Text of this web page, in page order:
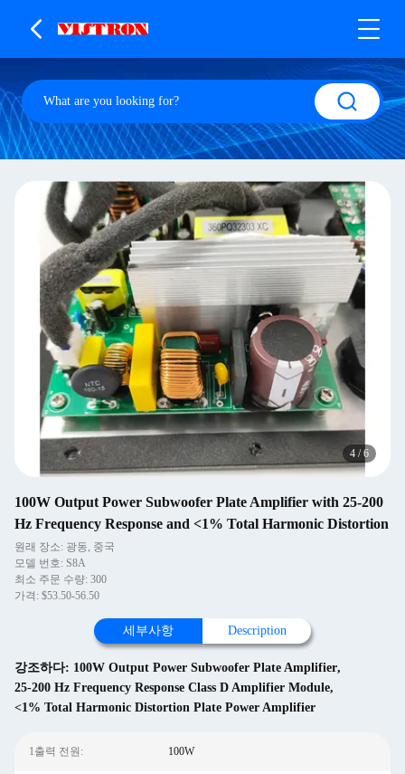
4 /6
100W Output Power Subwoofer Plate Amplifier with 25-200
Hz Frequency Response and <1% Total Harmonic Distortion
원래 장소: 광동, 중국
모델 번호: S8A
최소 주문 수량: 300
가격: $53.50-56.50
세부사항 Description
강조하다: 100W Output Power Subwoofer Plate Amplifier,
25-200 Hz Frequency Response Class D Amplifier Module,
<1% Total Harmonic Distortion Plate Power Amplifier
1출력 전원: 100W